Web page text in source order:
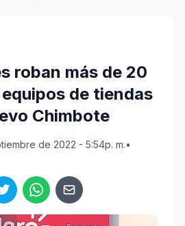
roban más de 20
de tiendas
Chimbote
de 2022 - 5:54p. m.•